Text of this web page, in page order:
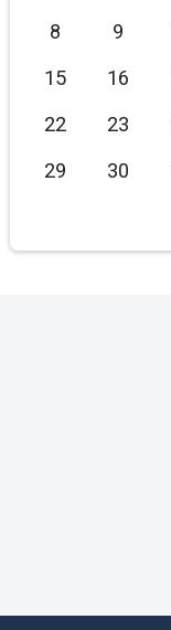
Март
Апрель
Июнь
Июль
8
9
15
16
22
23
29
30